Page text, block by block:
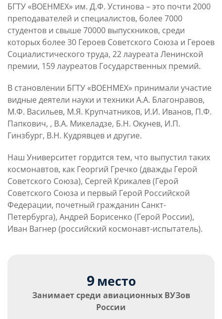
Партнерам
НИОКР
БГТУ «ВОЕНМЕХ» им. Д.Ф. Устинова – это почти 2000
преподавателей и специалистов, более 7000
студентов и свыше 70000 выпускников, среди
которых более 30 Героев Советского Союза и Героев
Социалистического труда, 22 лауреата Ленинской
премии, 159 лауреатов Государственных премий.
В становлении БГТУ «ВОЕНМЕХ» принимали участие
видные деятели науки и техники А.А. Благонравов,
М.Ф. Васильев, М.Я. Крупчатников, И.И. Иванов, П.Ф.
Папкович, , В.А. Микеладзе, Б.Н. Окунев, И.П.
Гинзбург, В.Н. Кудрявцев и другие.
Наш Университет гордится тем, что выпустил таких
космонавтов, как Георгий Гречко (дважды Герой
Советского Союза), Сергей Крикалев (Герой
Советского Союза и первый Герой Российской
Федерации, почетный гражданин Санкт-
Петербурга), Андрей Борисенко (Герой России),
Иван Вагнер (российский космонавт-испытатель).
9 место
Занимает среди авиационных ВУЗов
России